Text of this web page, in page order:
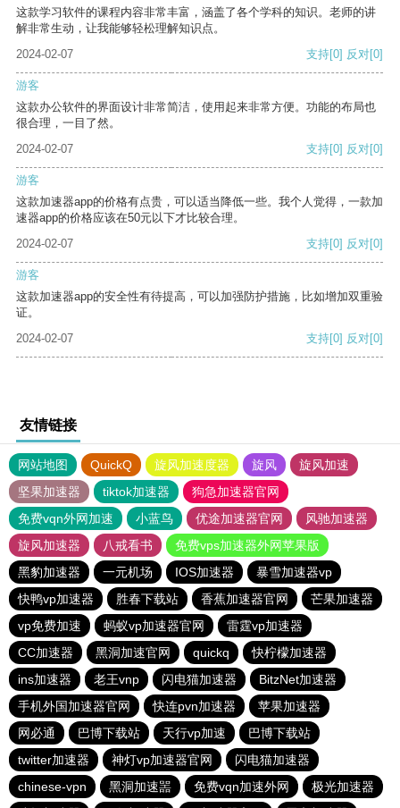
这款学习软件的课程内容非常丰富，涵盖了各个学科的知识。老师的讲
解非常生动，让我能够轻松理解知识点。
2024-02-07
支持[0] 反对[0]
游客
这款办公软件的界面设计非常简洁，使用起来非常方便。功能的布局也
很合理，一目了然。
2024-02-07
支持[0] 反对[0]
游客
这款加速器app的价格有点贵，可以适当降低一些。我个人觉得，一款加
速器app的价格应该在50元以下才比较合理。
2024-02-07
支持[0] 反对[0]
游客
这款加速器app的安全性有待提高，可以加强防护措施，比如增加双重验
证。
2024-02-07
支持[0] 反对[0]
友情链接
网站地图 QuickQ 旋风加速度器 旋风
旋风加速
坚果加速器
tiktok加速器
狗急加速器官网
免费vqn外网加速
小蓝鸟 优途加速器官网
风驰加速器
旋风加速器
八戒看书
免费vps加速器外网苹果版
黑豹加速器
一元机场 IOS加速器
暴雪加速器vp
快鸭vp加速器
胜春下载站 香蕉加速器官网
芒果加速器
vp免费加速
蚂蚁vp加速器官网
雷霆vp加速器
CC加速器
黑洞加速官网 quickq
快柠檬加速器
ins加速器
老王vnp 闪电猫加速器
BitzNet加速器
手机外国加速器官网
快连pvn加速器
苹果加速器
网必通
巴博下载站 天行vp加速
巴博下载站
twitter加速器
神灯vp加速器官网
闪电猫加速器
chinese-vpn
黑洞加速噐 免费vqn加速外网
极光加速器